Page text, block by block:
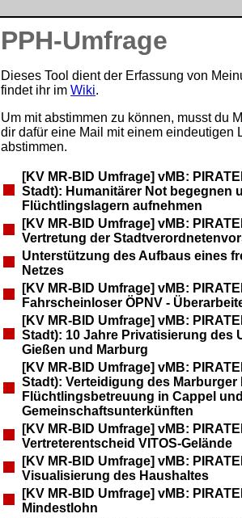
PPH-Umfrage
Dieses Tool dient der Erfassung von
findet ihr im Wiki.
Um mit abstimmen zu können, musst du
dir dafür eine Mail mit einem eindeutigen
abstimmen.
[KV MR-BID Umfrage] vMB:
Stadt): Humanitärer Not begegnen
Flüchtlingslagern aufnehmen
[KV MR-BID Umfrage] vMB:
Vertretung der
Unterstützung des Aufbaus eines
Netzes
[KV MR-BID Umfrage] vMB:
Fahrscheinloser ÖPNV -
[KV MR-BID Umfrage] vMB:
Stadt): 10 Jahre Privatisierung des
Gießen und Marburg
[KV MR-BID Umfrage] vMB:
Stadt): Verteidigung des Marburger
Flüchtlingsbetreuung in Cappel
Gemeinschaftsunterkünften
[KV MR-BID Umfrage] vMB:
Vertreterentscheid VITOS-Gelände
[KV MR-BID Umfrage] vMB:
Visualisierung des Haushaltes
[KV MR-BID Umfrage] vMB:
Mindestlohn